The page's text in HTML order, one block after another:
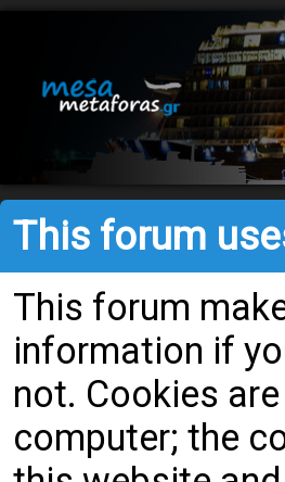
This forum
This forum
information if
not. Cookies
computer; the